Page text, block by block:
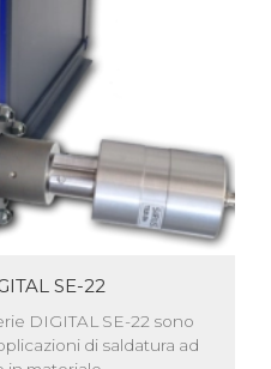
SE-22
DIGITAL SE-22 sono
di saldatura ad